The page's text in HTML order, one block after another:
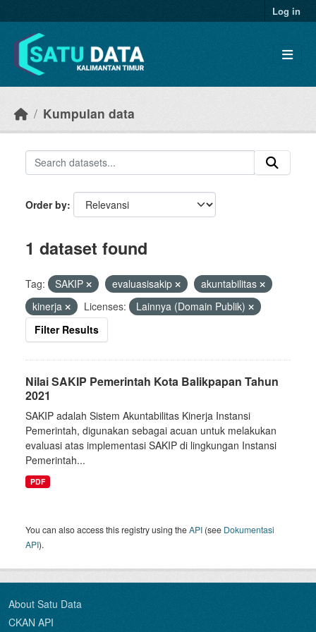
Log in
Kumpulan data
Order by
1 dataset found
Tag: SAKIP evaluasisakip
akuntabilitas
kinerja
Licenses:
Lainnya (Domain Publik)
Filter Results
Nilai SAKIP Pemerintah Kota Balikpapan Tahun
2021
SAKIP adalah Sistem Akuntabilitas Kinerja Instansi
Pemerintah, digunakan sebagai acuan untuk melakukan
evaluasi atas implementasi SAKIP di lingkungan Instansi
Pemerintah...
PDF
You can also access this registry using theAPI (see Dokumentasi
API).
About Satu Data
CKAN API